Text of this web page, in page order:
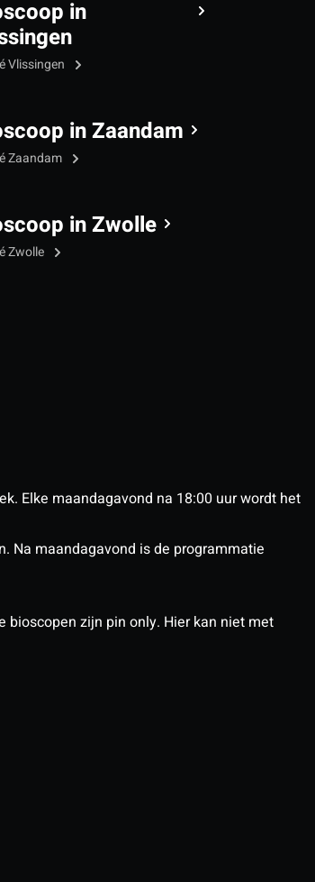
in
Vlissingen
in Zaandam
Zaandam
in Zwolle
Zwolle
Elke maandagavond na 18:00 uur wordt het
Na maandagavond is de programmatie
bioscopen zijn pin only. Hier kan niet met